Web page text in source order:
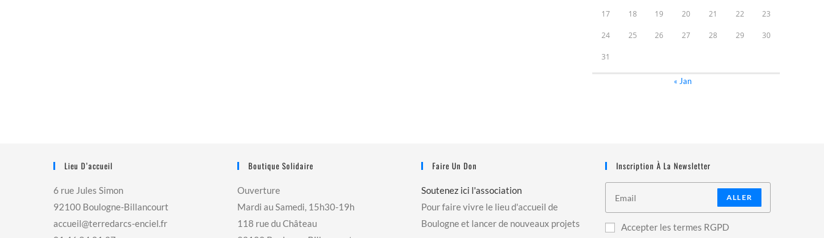
17 18 19 20 21 22 23
24 25 26 27 28 29 30
31
« Jan
Lieu D’accueil
6 rue Jules Simon
92100 Boulogne-Billancourt
accueil@terredarcs-enciel.fr
Boutique Solidaire
Ouverture
Mardi au Samedi, 15h30-19h
118 rue du Château
Faire Un Don
Soutenez ici l'association
Pour faire vivre le lieu d'accueil de
Boulogne et lancer de nouveaux projets
Inscription À La Newsletter
ALLER
Accepter les termes RGPD